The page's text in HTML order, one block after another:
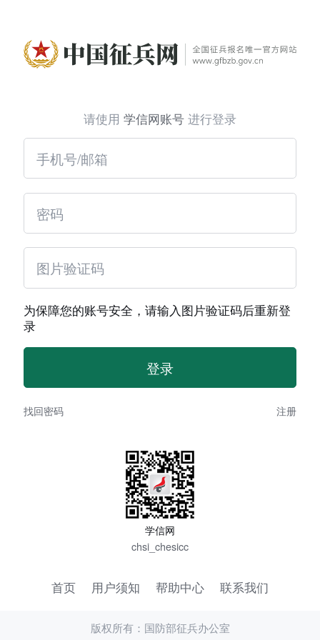
请使用 学信网账号 进行登录
为保障您的账号安全，请输入图片验证码后重新登
录
找回密码 注册
学信网
chsi_chesicc
首页 用户须知 帮助中心 联系我们
版权所有：国防部征兵办公室